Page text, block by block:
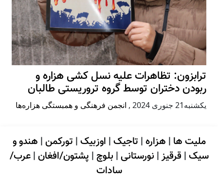
ترابزون: تظاهرات علیه نسل کشی هزاره و
ربودن دختران توسط گروه تروریستی طالبان
يكشنبه21 جنوری 2024 , انجمن فرهنگی و همبستگی هزاره‌ها
ملیت ها | هزاره| تاجیک| اوزبیک| تورکمن| هندو و
سیک| قرقیز| نورستانی| بلوچ | پشتون/افغان|عرب/
سادات